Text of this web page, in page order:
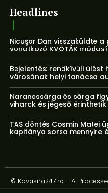
Headlines
Nicuşor Dan visszaküldte
vonatkozó KVÓTÁK
Bejelentés: rendkívüli ülést
városának helyi tanácsa
Narancssárga és sárga
viharok és jégeső
TAS döntés Cosmin Matei
kapitánya sorsa mennyire
© Kovasna247.ro - AI